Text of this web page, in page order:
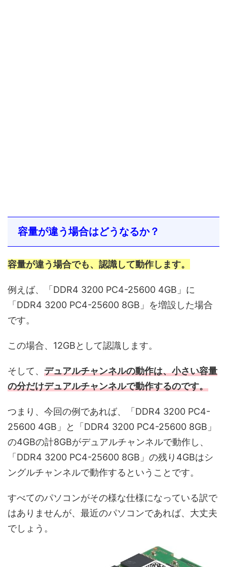
容量が違う場合はどうなるか？
容量が違う場合でも、認識して動作します。
例えば、「DDR4 3200 PC4-25600 4GB」に
「DDR4 3200 PC4-25600 8GB」を増設した場合
です。
この場合、12GBとして認識します。
そして、 デュアルチャンネルの動作は、小さい容量
の分だけデュアルチャンネルで動作するのです。
つまり、今回の例であれば、「DDR4 3200 PC4-
25600 4GB」と「DDR4 3200 PC4-25600 8GB」
の4GBの計8GBがデュアルチャンネルで動作し、
「DDR4 3200 PC4-25600 8GB」の残り4GBはシ
ングルチャンネルで動作するということです。
すべてのパソコンがその様な仕様になっている訳で
はありませんが、最近のパソコンであれば、大丈夫
でしょう。